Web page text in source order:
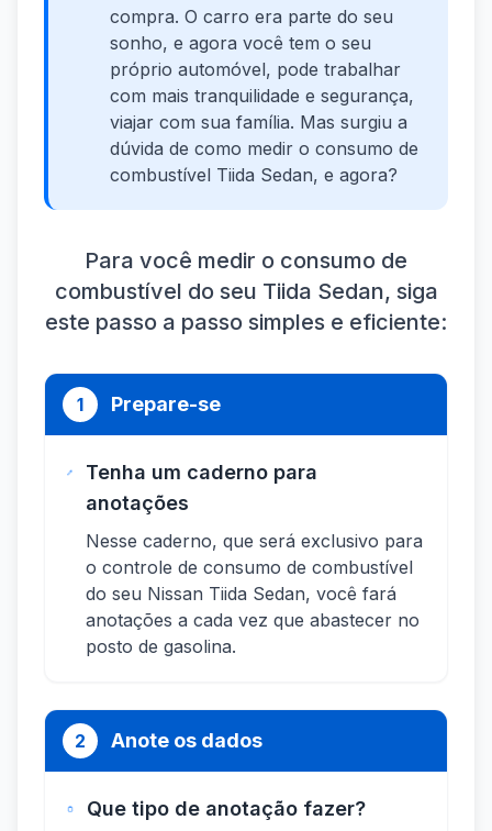
compra. O carro era parte do seu
sonho, e agora você tem o seu
próprio automóvel, pode trabalhar
com mais tranquilidade e segurança,
viajar com sua família. Mas surgiu a
dúvida de como medir o consumo de
combustível Tiida Sedan, e agora?
Para você medir o consumo de
combustível do seu Tiida Sedan, siga
este passo a passo simples e eficiente:
1 Prepare-se
Tenha um caderno para
anotações
Nesse caderno, que será exclusivo para
o controle de consumo de combustível
do seu Nissan Tiida Sedan, você fará
anotações a cada vez que abastecer no
posto de gasolina.
2 Anote os dados
Que tipo de anotação fazer?